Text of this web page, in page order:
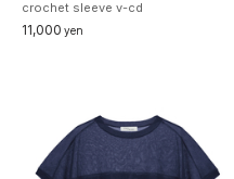
crochet sleeve v-cd
11,000 yen